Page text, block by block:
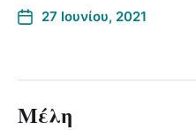
27 Ιουνίου, 2021
Μέλη